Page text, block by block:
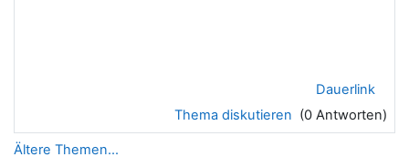
Dauerlink
Thema diskutieren (0 Antworten)
Ältere Themen...